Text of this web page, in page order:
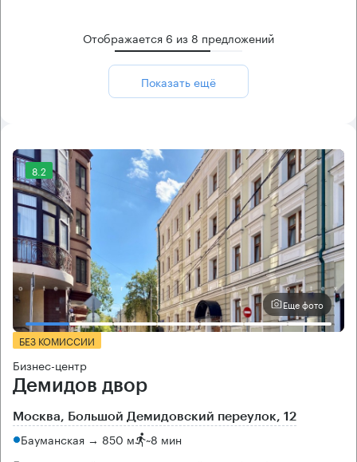
Отображается 6 из 8 предложений
Показать ещё
8.2
Еще фото
БЕЗ КОМИССИИ
Бизнес-центр
Демидов двор
Москва, Большой Демидовский переулок, 12
Бауманская → 850 м ~8 мин